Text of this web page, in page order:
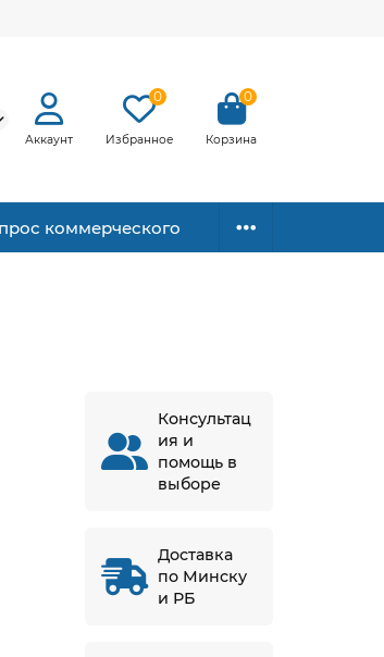
Аккаунт
0
Избранное
0
Корзина
коммерческого
Консультац
ия и
помощь в
выборе
Доставка
по Минску
и РБ